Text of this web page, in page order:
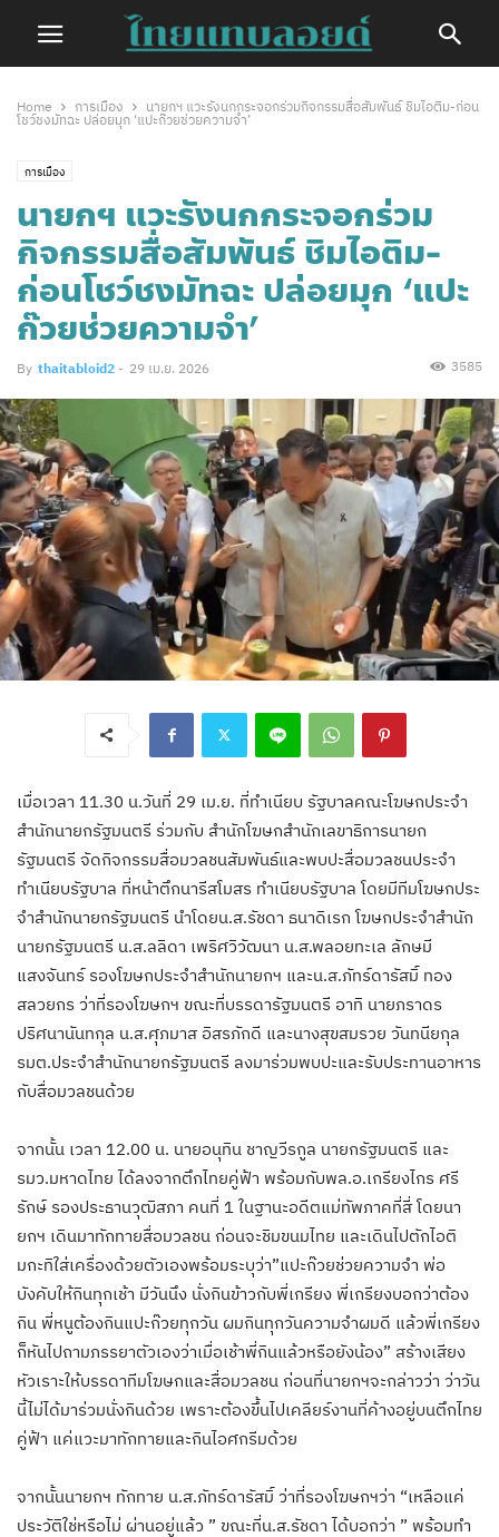
Home การเมือง
นายกฯ แวะรังนกกระจอกร่วมกิจกรรมสื่อสัมพันธ์ ชิมไอติม-ก่อน
โชว์ชงมัทฉะ ปล่อยมุก ‘แปะก๊วยช่วยความจํา’
การเมือง
นายกฯ แวะรังนกกระจอกร่วม
กิจกรรมสื่อสัมพันธ์ ชิมไอติม-
ก่อนโชว์ชงมัทฉะ ปล่อยมุก ‘แปะ
ก๊วยช่วยความจํา’
By thaitabloid2 - 29 เม.ย. 2026 3585
เมื่อเวลา 11.30 น.วันที่ 29 เม.ย. ที่ทำเนียบ รัฐบาลคณะโฆษกประจำ
สำนักนายกรัฐมนตรี ร่วมกับ สำนักโฆษกสำนักเลขาธิการนายก
รัฐมนตรี จัดกิจกรรมสื่อมวลชนสัมพันธ์และพบปะสื่อมวลชนประจำ
ทำเนียบรัฐบาล ที่หน้าตึกนารีสโมสร ทำเนียบรัฐบาล โดยมีทีมโฆษกประ
จําสํานักนายกรัฐมนตรี นำโดยน.ส.รัชดา ธนาดิเรก โฆษกประจําสํานัก
นายกรัฐมนตรี น.ส.ลลิดา เพริศวิวัฒนา น.ส.พลอยทะเล ลักษมี
แสงจันทร์ รองโฆษกประจําสํานักนายกฯ และน.ส.ภัทร์ดารัสมิ์ ทอง
สลวยกร ว่าที่รองโฆษกฯ ขณะที่บรรดารัฐมนตรี อาทิ นายภราดร
ปริศนานันทกุล น.ส.ศุภมาส อิสรภักดี และนางสุขสมรวย วันทนียกุล
รมต.ประจําสํานักนายกรัฐมนตรี ลงมาร่วมพบปะและรับประทานอาหาร
กับสื่อมวลชนด้วย
จากนั้น เวลา 12.00 น. นายอนุทิน ชาญวีรกูล นายกรัฐมนตรี และ
รมว.มหาดไทย ได้ลงจากตึกไทยคู่ฟ้า พร้อมกับพล.อ.เกรียงไกร ศรี
รักษ์ รองประธานวุฒิสภา คนที่ 1 ในฐานะอดีตแม่ทัพภาคที่สี่ โดยนา
ยกฯ เดินมาทักทายสื่อมวลชน ก่อนจะชิมขนมไทย และเดินไปตักไอติ
มกะทิใส่เครื่องด้วยตัวเองพร้อมระบุว่า”แปะก๊วยช่วยความจํา พ่อ
บังคับให้กินทุกเช้า มีวันนึง นั่งกินข้าวกับพี่เกรียง พี่เกรียงบอกว่าต้อง
กิน พี่หนูต้องกินแปะก๊วยทุกวัน ผมกินทุกวันความจําผมดี แล้วพี่เกรียง
ก็หันไปถามภรรยาตัวเองว่าเมื่อเช้าพี่กินแล้วหรือยังน้อง” สร้างเสียง
หัวเราะให้บรรดาทีมโฆษกและสื่อมวลชน ก่อนที่นายกฯจะกล่าวว่า ว่าวัน
นี้ไม่ได้มาร่วมนั่งกินด้วย เพราะต้องขึ้นไปเคลียร์งานที่ค้างอยู่บนตึกไทย
คู่ฟ้า แค่แวะมาทักทายและกินไอศกรีมด้วย
จากนั้นนายกฯ ทักทาย น.ส.ภัทร์ดารัสมิ์ ว่าที่รองโฆษกฯว่า “เหลือแค่
ประวัติใช่หรือไม่ ผ่านอยู่แล้ว ” ขณะที่น.ส.รัชดา ได้บอกว่า ” พร้อมทํา